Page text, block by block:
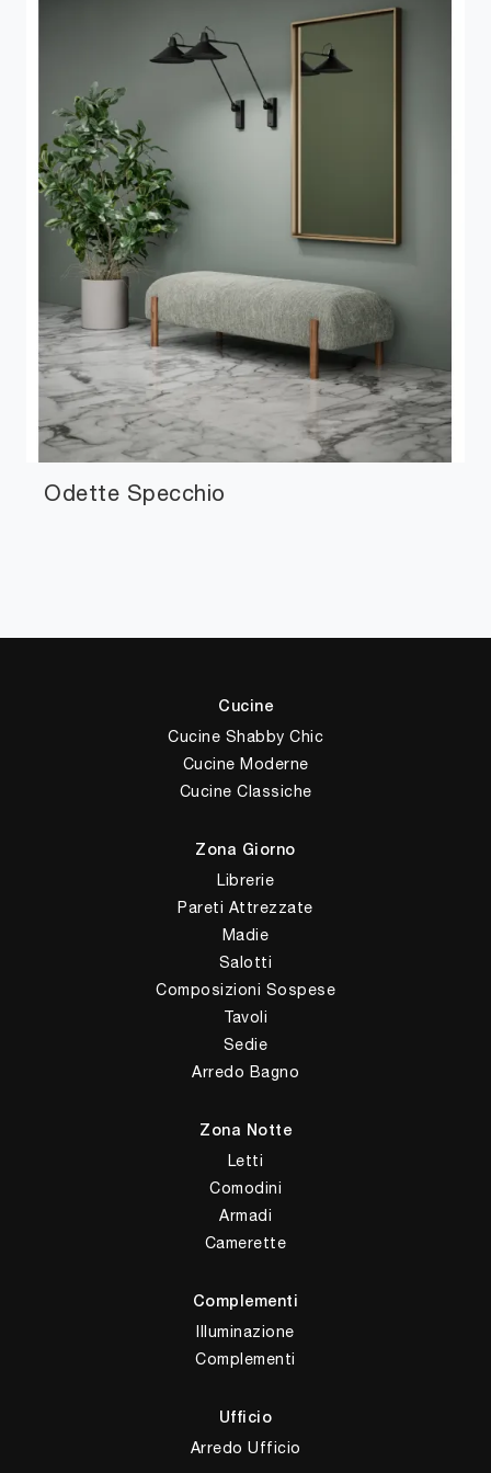
Odette Specchio
Cucine
Cucine Shabby Chic
Cucine Moderne
Cucine Classiche
Zona Giorno
Librerie
Pareti Attrezzate
Madie
Salotti
Composizioni Sospese
Tavoli
Sedie
Arredo Bagno
Zona Notte
Letti
Comodini
Armadi
Camerette
Complementi
Illuminazione
Complementi
Ufficio
Arredo Ufficio